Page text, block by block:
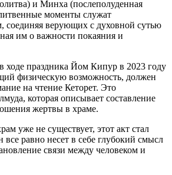
и Минха (послеполуденная
моменты служат
соединяя верующих с духовной сутью
им о важности покаяния и
ходе праздника Йом Кипур в 2023 году
физическую возможность, должен
на чтение Кеторет. Это
которая описывает составление
жертвы в храме.
уже не существует, этот акт стал
равно несет в себе глубокий смысл
связи между человеком и